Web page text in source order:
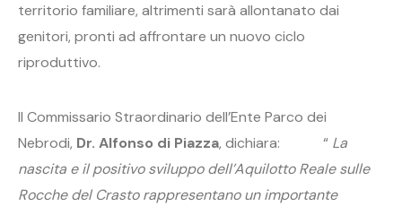
territorio familiare, altrimenti sarà allontanato dai
genitori, pronti ad affrontare un nuovo ciclo
riproduttivo.
Il Commissario Straordinario dell’Ente Parco dei
Nebrodi, Dr. Alfonso di Piazza, dichiara: “ La
nascita e il positivo sviluppo dell’Aquilotto Reale sulle
Rocche del Crasto rappresentano un importante